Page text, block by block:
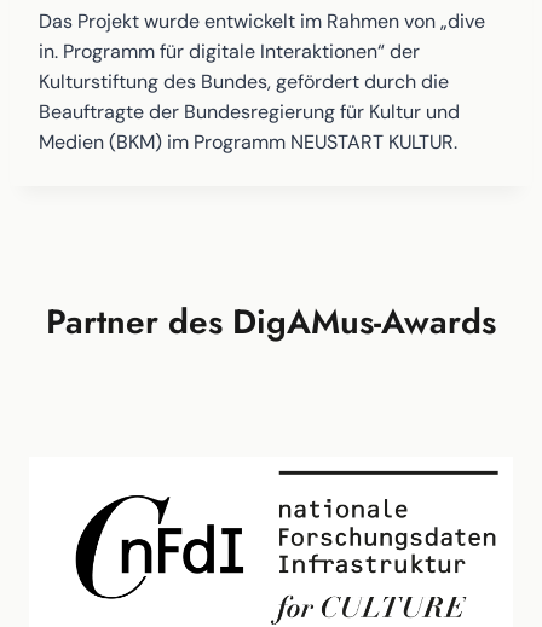
Das Projekt wurde entwickelt im Rahmen von „dive
in. Programm für digitale Interaktionen“ der
Kulturstiftung des Bundes, gefördert durch die
Beauftragte der Bundesregierung für Kultur und
Medien (BKM) im Programm NEUSTART KULTUR.
Partner des DigAMus-Awards